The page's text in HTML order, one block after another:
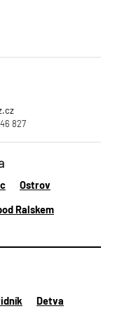
827
Ostrov
Ralskem
Detva